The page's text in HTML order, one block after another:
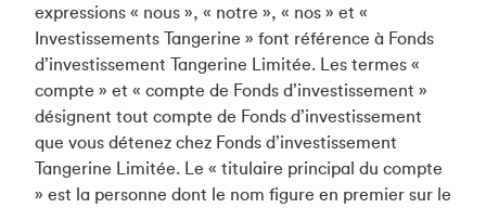
expressions « nous », « notre », « nos » et «
Investissements Tangerine » font référence à Fonds
d’investissement Tangerine Limitée. Les termes «
compte » et « compte de Fonds d’investissement »
désignent tout compte de Fonds d’investissement
que vous détenez chez Fonds d’investissement
Tangerine Limitée. Le « titulaire principal du compte
» est la personne dont le nom figure en premier sur le